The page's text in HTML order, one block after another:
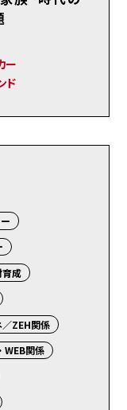
ー
ド
成
ZEH関係
WEB関係